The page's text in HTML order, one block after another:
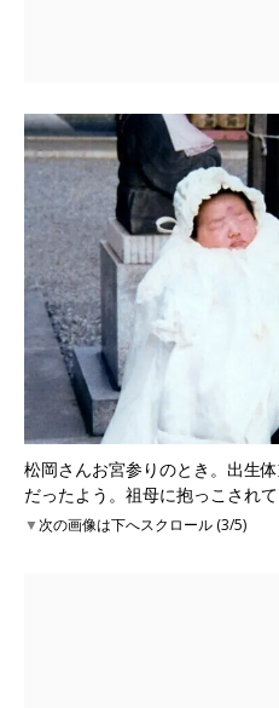
松岡さんお宮参りのとき。出生
だったよう。祖母に抱っこされて
▼次の画像は下へスクロール (3/5)